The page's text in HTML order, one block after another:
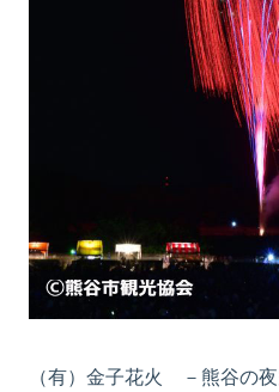
（有）金子花火 －熊谷の